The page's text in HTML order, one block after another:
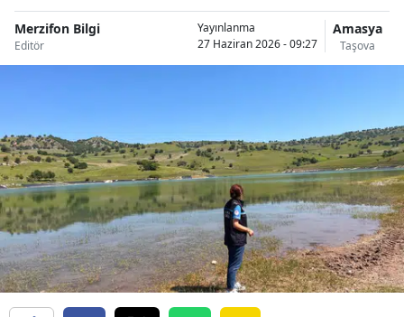
Merzifon Bilgi
Editör
Yayınlanma
27 Haziran 2026 - 09:27
Amasya
Taşova